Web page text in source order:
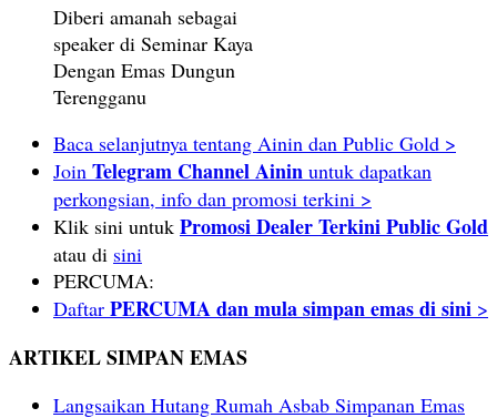
Diberi amanah sebagai
speaker di Seminar Kaya
Dengan Emas Dungun
Terengganu
Baca selanjutnya tentang Ainin dan Public Gold >
Join Telegram Channel Ainin untuk dapatkan
perkongsian, info dan promosi terkini >
Klik sini untuk Promosi Dealer Terkini Public Gold
atau di sini
PERCUMA:
Daftar PERCUMA dan mula simpan emas di sini >
ARTIKEL SIMPAN EMAS
Langsaikan Hutang Rumah Asbab Simpanan Emas